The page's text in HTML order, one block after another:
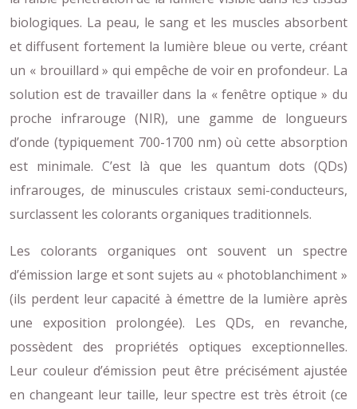
biologiques. La peau, le sang et les muscles absorbent
et diffusent fortement la lumière bleue ou verte, créant
un « brouillard » qui empêche de voir en profondeur. La
solution est de travailler dans la « fenêtre optique » du
proche infrarouge (NIR), une gamme de longueurs
d’onde (typiquement 700-1700 nm) où cette absorption
est minimale. C’est là que les quantum dots (QDs)
infrarouges, de minuscules cristaux semi-conducteurs,
surclassent les colorants organiques traditionnels.
Les colorants organiques ont souvent un spectre
d’émission large et sont sujets au « photoblanchiment »
(ils perdent leur capacité à émettre de la lumière après
une exposition prolongée). Les QDs, en revanche,
possèdent des propriétés optiques exceptionnelles.
Leur couleur d’émission peut être précisément ajustée
en changeant leur taille, leur spectre est très étroit (ce